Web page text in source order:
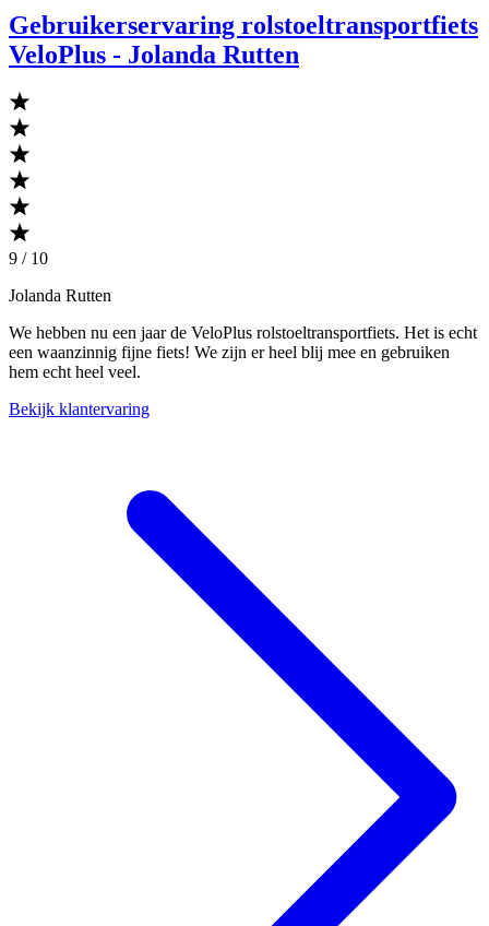
Gebruikerservaring rolstoeltransportfiets
VeloPlus - Jolanda Rutten
9 / 10
Jolanda Rutten
We hebben nu een jaar de VeloPlus rolstoeltransportfiets. Het is echt
een waanzinnig fijne fiets! We zijn er heel blij mee en gebruiken
hem echt heel veel.
Bekijk klantervaring